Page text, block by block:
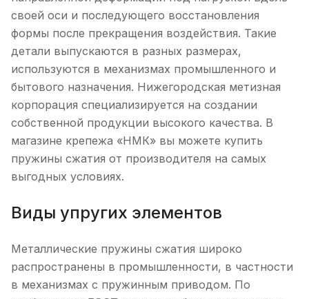
своей оси и последующего восстановления
формы после прекращения воздействия. Такие
детали выпускаются в разных размерах,
используются в механизмах промышленного и
бытового назначения. Нижегородская метизная
корпорация специализируется на создании
собственной продукции высокого качества. В
магазине крепежа «НМК» вы можете купить
пружины сжатия от производителя на самых
выгодных условиях.
Виды упругих элементов
Металлические пружины сжатия широко
распространены в промышленности, в частности
в механизмах с пружинным приводом. По